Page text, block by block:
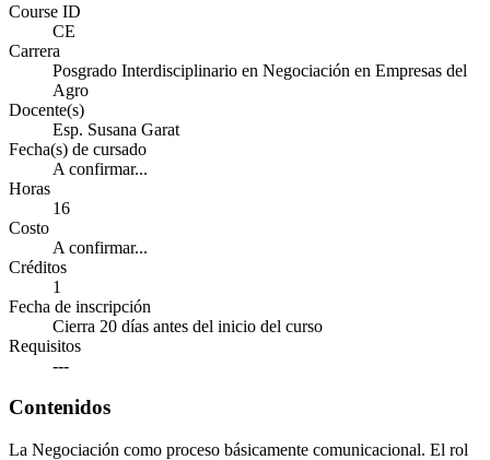
Course ID
CE
Carrera
Posgrado Interdisciplinario en Negociación en Empresas del
Agro
Docente(s)
Esp. Susana Garat
Fecha(s) de cursado
A confirmar...
Horas
16
Costo
A confirmar...
Créditos
1
Fecha de inscripción
Cierra 20 días antes del inicio del curso
Requisitos
---
Contenidos
La Negociación como proceso básicamente comunicacional. El rol